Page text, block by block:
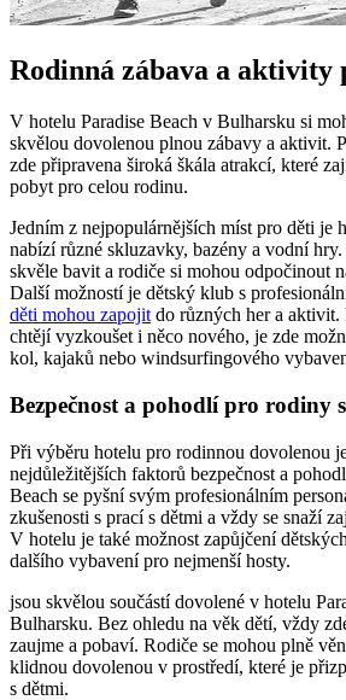
Rodinná zábava a aktivity
V hotelu Paradise Beach v Bulharsku si
skvělou dovolenou plnou zábavy a aktivit.
zde připravena široká škála atrakcí, které
pobyt pro celou rodinu.
Jedním z nejpopulárnějších míst pro děti je
nabízí různé skluzavky, bazény a vodní
skvěle bavit a rodiče si mohou odpočinout
Další možností je dětský klub s
děti mohou zapojit do různých her a aktivit.
chtějí vyzkoušet i něco nového, je zde
kol, kajaků nebo windsurfingového
Bezpečnost a pohodlí pro rodiny
Při výběru hotelu pro rodinnou dovolenou
nejdůležitějších faktorů bezpečnost a
Beach se pyšní svým profesionálním
zkušenosti s prací s dětmi a vždy se snaží
V hotelu je také možnost zapůjčení
dalšího vybavení pro nejmenší hosty.
jsou skvělou součástí dovolené v hotelu
Bulharsku. Bez ohledu na věk dětí, vždy
zaujme a pobaví. Rodiče se mohou plně
klidnou dovolenou v prostředí, které je
s dětmi.